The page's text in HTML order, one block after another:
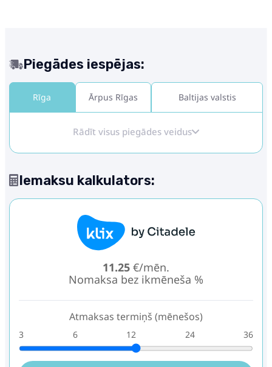
Piegādes iespējas:
Rīga Ārpus Rīgas Baltijas valstis
Rādīt visus piegādes veidus
Iemaksu kalkulators:
11.25 €/mēn.
Nomaksa bez ikmēneša %
Atmaksas termiņš (mēnešos)
3 6 12 24 36